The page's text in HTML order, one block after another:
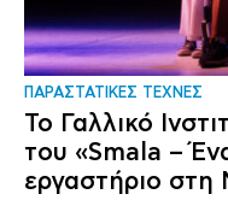
ΠΑΡΑΣΤΑΤΙΚΕΣ ΤΕΧΝΕΣ
Το Γαλλικό
του «Smala –
εργαστήριο στη